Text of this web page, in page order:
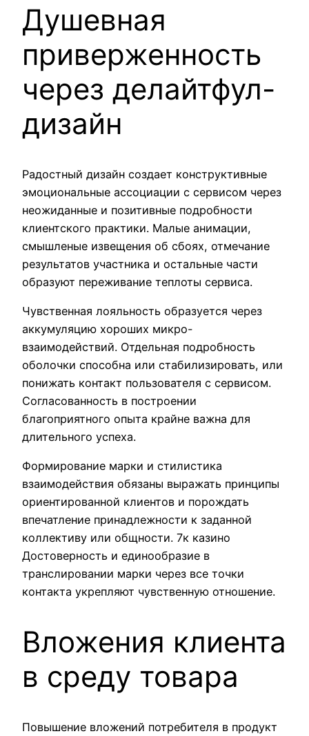
Душевная
приверженность
через делайтфул-
дизайн
Радостный дизайн создает конструктивные
эмоциональные ассоциации с сервисом через
неожиданные и позитивные подробности
клиентского практики. Малые анимации,
смышленые извещения об сбоях, отмечание
результатов участника и остальные части
образуют переживание теплоты сервиса.
Чувственная лояльность образуется через
аккумуляцию хороших микро-
взаимодействий. Отдельная подробность
оболочки способна или стабилизировать, или
понижать контакт пользователя с сервисом.
Согласованность в построении
благоприятного опыта крайне важна для
длительного успеха.
Формирование марки и стилистика
взаимодействия обязаны выражать принципы
ориентированной клиентов и порождать
впечатление принадлежности к заданной
коллективу или общности. 7к казино
Достоверность и единообразие в
транслировании марки через все точки
контакта укрепляют чувственную отношение.
Вложения клиента
в среду товара
Повышение вложений потребителя в продукт